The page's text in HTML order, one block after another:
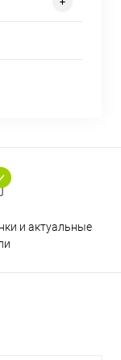
и актуальные